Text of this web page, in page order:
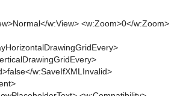
w:View> <w:Zoom>0</w:Zoom>
w:SaveIfXMLInvalid>